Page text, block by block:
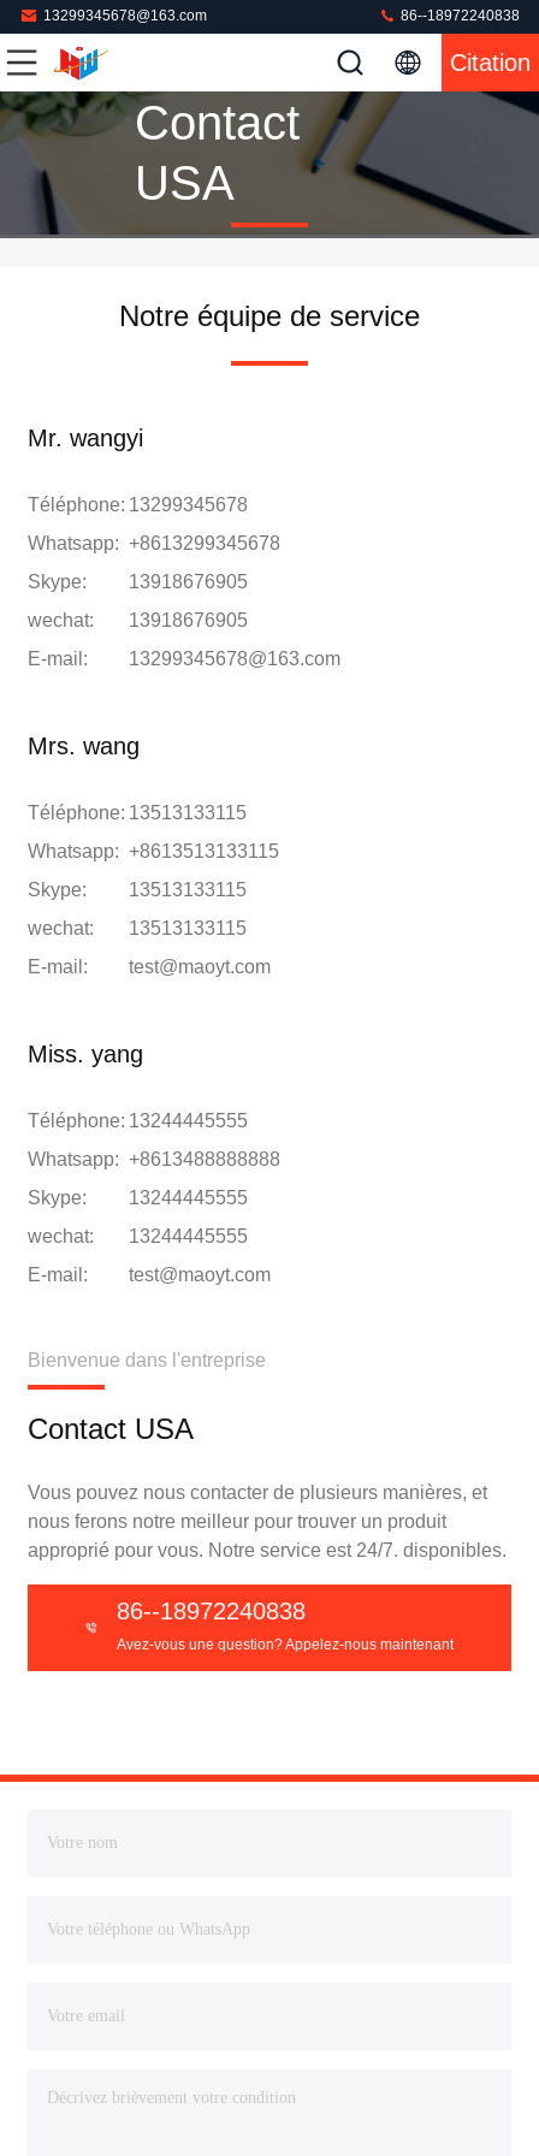
13299345678@163.com 86--18972240838
Citation
Contact
USA
Notre équipe de service
Mr. wangyi
Téléphone: 13299345678
Whatsapp: +8613299345678
Skype:
13918676905
wechat:
13918676905
E-mail:
13299345678@163.com
Mrs. wang
Téléphone: 13513133115
Whatsapp: +8613513133115
Skype:
13513133115
wechat:
13513133115
E-mail:
test@maoyt.com
Miss. yang
Téléphone: 13244445555
Whatsapp: +8613488888888
Skype:
13244445555
wechat:
13244445555
E-mail:
test@maoyt.com
Bienvenue dans l'entreprise
Contact USA
Vous pouvez nous contacter de plusieurs manières, et
nous ferons notre meilleur pour trouver un produit
approprié pour vous. Notre service est 24/7. disponibles.
86--18972240838
Avez-vous une question? Appelez-nous maintenant